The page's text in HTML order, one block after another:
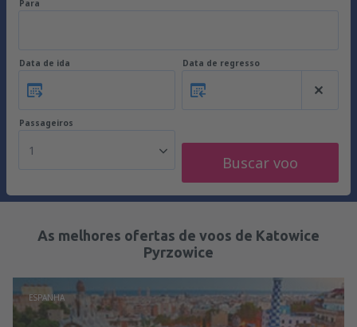
Para
Data de ida Data de regresso
Passageiros
1
Buscar voo
As melhores ofertas de voos de Katowice
Pyrzowice
ESPANHA